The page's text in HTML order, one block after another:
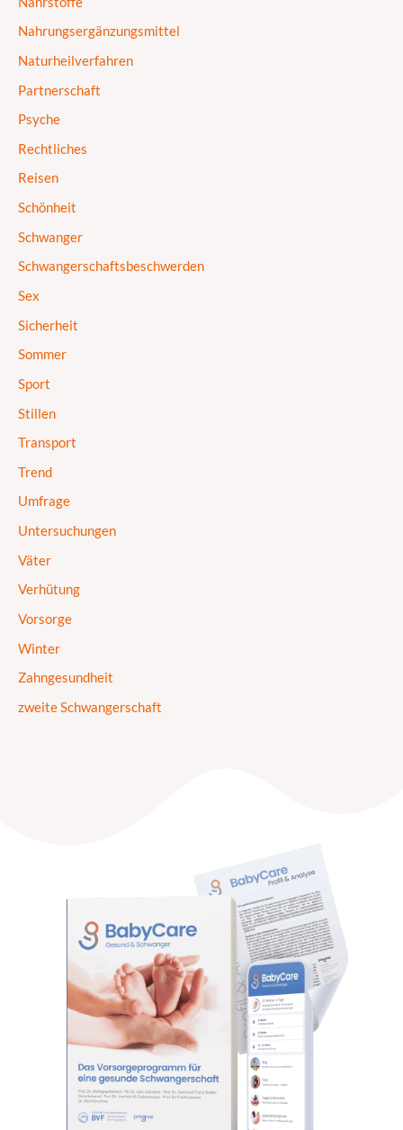
Nahrungsergänzungsmittel
Naturheilverfahren
Partnerschaft
Psyche
Rechtliches
Reisen
Schönheit
Schwanger
Schwangerschaftsbeschwerden
Sex
Sicherheit
Sommer
Sport
Stillen
Transport
Trend
Umfrage
Untersuchungen
Väter
Verhütung
Vorsorge
Winter
Zahngesundheit
zweite Schwangerschaft